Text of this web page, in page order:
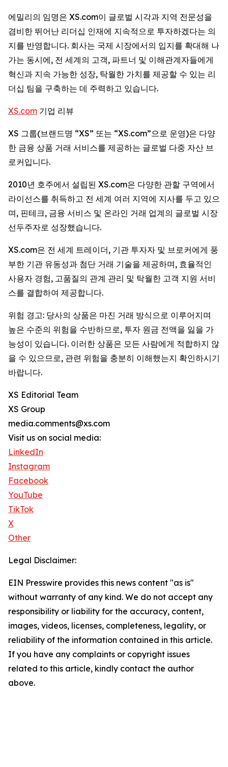
에밀리의 임명은 XS.com이 글로벌 시각과 지역 전문성을
겸비한 뛰어난 리더십 인재에 지속적으로 투자하겠다는 의
지를 반영합니다. 회사는 국제 시장에서의 입지를 확대해 나
가는 동시에, 전 세계의 고객, 파트너 및 이해관계자들에게
혁신과 지속 가능한 성장, 탁월한 가치를 제공할 수 있는 리
더십 팀을 구축하는 데 주력하고 있습니다.
XS.com 기업 리뷰
XS 그룹(브랜드명 “XS” 또는 “XS.com”으로 운영)은 다양
한 금융 상품 거래 서비스를 제공하는 글로벌 다중 자산 브
로커입니다.
2010년 호주에서 설립된 XS.com은 다양한 관할 구역에서
라이선스를 취득하고 전 세계 여러 지역에 지사를 두고 있으
며, 핀테크, 금융 서비스 및 온라인 거래 업계의 글로벌 시장
선두주자로 성장했습니다.
XS.com은 전 세계 트레이더, 기관 투자자 및 브로커에게 풍
부한 기관 유동성과 첨단 거래 기술을 제공하며, 효율적인
사용자 경험, 고품질의 관계 관리 및 탁월한 고객 지원 서비
스를 결합하여 제공합니다.
위험 경고: 당사의 상품은 마진 거래 방식으로 이루어지며
높은 수준의 위험을 수반하므로, 투자 원금 전액을 잃을 가
능성이 있습니다. 이러한 상품은 모든 사람에게 적합하지 않
을 수 있으므로, 관련 위험을 충분히 이해했는지 확인하시기
바랍니다.
XS Editorial Team
XS Group
media.comments@xs.com
Visit us on social media:
LinkedIn
Instagram
Facebook
YouTube
TikTok
X
Other
Legal Disclaimer:
EIN Presswire provides this news content "as is"
without warranty of any kind. We do not accept any
responsibility or liability for the accuracy, content,
images, videos, licenses, completeness, legality, or
reliability of the information contained in this article.
If you have any complaints or copyright issues
related to this article, kindly contact the author
above.